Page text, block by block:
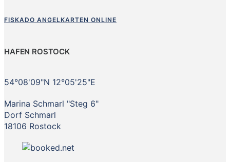
FISKADO ANGELKARTEN ONLINE
HAFEN ROSTOCK
54°08'09"N 12°05'25"E
Marina Schmarl "Steg 6"
Dorf Schmarl
18106 Rostock